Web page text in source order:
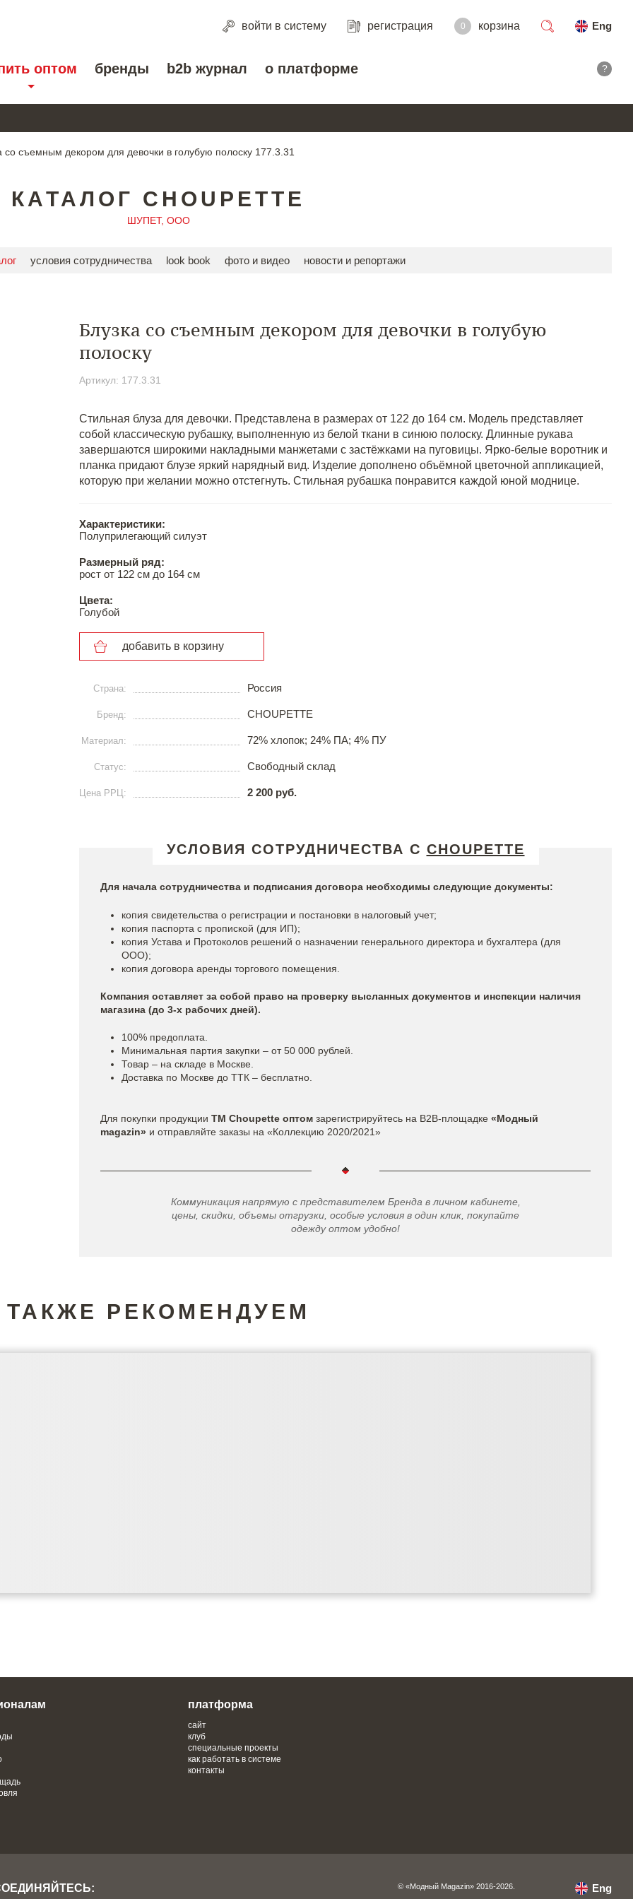
войти в систему регистрация 0 корзина
Eng
оптом бренды b2b журнал о платформе ?
со съемным декором для девочки в голубую полоску 177.3.31
КАТАЛОГ CHOUPETTE
ШУПЕТ, ООО
условия сотрудничества look book фото и видео новости и репортажи
Блузка со съемным декором для девочки в голубую
полоску
Артикул: 177.3.31
Стильная блуза для девочки. Представлена в размерах от 122 до 164 см. Модель представляет
собой классическую рубашку, выполненную из белой ткани в синюю полоску. Длинные рукава
завершаются широкими накладными манжетами с застёжками на пуговицы. Ярко-белые воротник и
планка придают блузе яркий нарядный вид. Изделие дополнено объёмной цветочной аппликацией,
которую при желании можно отстегнуть. Стильная рубашка понравится каждой юной моднице.
Характеристики:
Полуприлегающий силуэт
Размерный ряд:
рост от 122 см до 164 см
Цвета:
Голубой
добавить в корзину
Страна: Россия
Бренд: CHOUPETTE
Материал: 72% хлопок; 24% ПА; 4% ПУ
Статус: Свободный склад
Цена РРЦ: 2 200 руб.
УСЛОВИЯ СОТРУДНИЧЕСТВА С CHOUPETTE
Для начала сотрудничества и подписания договора необходимы следующие документы:
копия свидетельства о регистрации и постановки в налоговый учет;
копия паспорта с пропиской (для ИП);
копия Устава и Протоколов решений о назначении генерального директора и бухгалтера (для
ООО);
копия договора аренды торгового помещения.
Компания оставляет за собой право на проверку высланных документов и инспекции наличия
магазина (до 3-х рабочих дней).
100% предоплата.
Минимальная партия закупки – от 50 000 рублей.
Товар – на складе в Москве.
Доставка по Москве до ТТК – бесплатно.
Для покупки продукции ТМ Choupette оптом зарегистрируйтесь на B2B-площадке «Модный
magazin» и отправляйте заказы на «Коллекцию 2020/2021»
Коммуникация напрямую с представителем Бренда в личном кабинете,
цены, скидки, объемы отгрузки, особые условия в один клик, покупайте
одежду оптом удобно!
ТАКЖЕ РЕКОМЕНДУЕМ
платформа
сайт
клуб
специальные проекты
как работать в системе
контакты
© «Модный Magazin» 2016-2026. Eng